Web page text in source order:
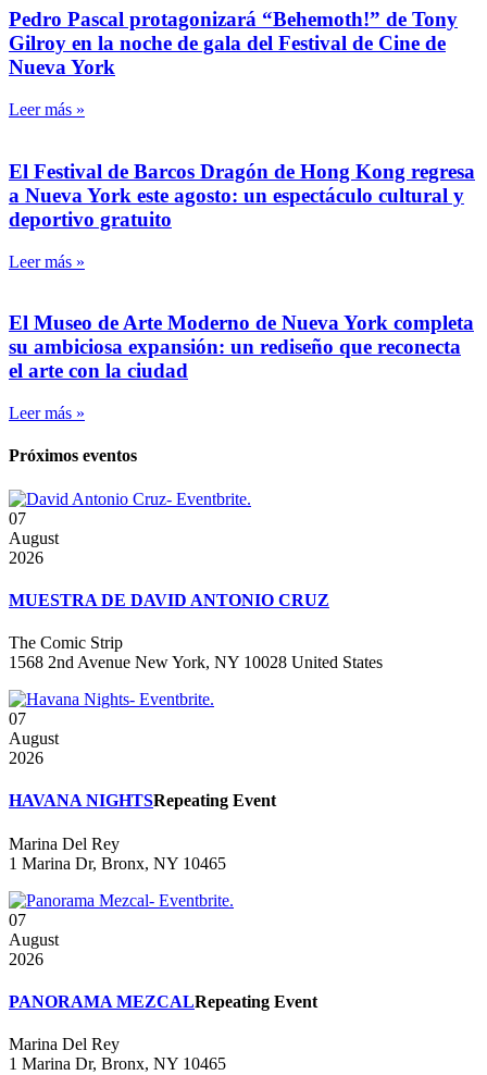
Pedro Pascal protagonizará “Behemoth!” de Tony
Gilroy en la noche de gala del Festival de Cine de
Nueva York
Leer más »
El Festival de Barcos Dragón de Hong Kong regresa
a Nueva York este agosto: un espectáculo cultural y
deportivo gratuito
Leer más »
El Museo de Arte Moderno de Nueva York completa
su ambiciosa expansión: un rediseño que reconecta
el arte con la ciudad
Leer más »
Próximos eventos
07
August
2026
MUESTRA DE DAVID ANTONIO CRUZ
The Comic Strip
1568 2nd Avenue New York, NY 10028 United States
07
August
2026
HAVANA NIGHTSRepeating Event
Marina Del Rey
1 Marina Dr, Bronx, NY 10465
07
August
2026
PANORAMA MEZCALRepeating Event
Marina Del Rey
1 Marina Dr, Bronx, NY 10465